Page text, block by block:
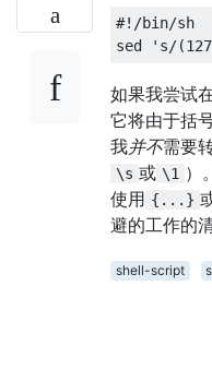
#!/bin/sh
sed
's/
如果我尝试
它将由于括
我并不需要
\s 或 \1 ）
使用 {...}
避的工作的
shell-script